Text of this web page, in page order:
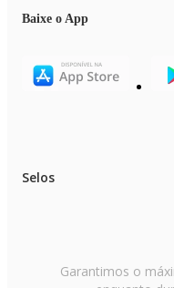
Baixe o App
Selos
Garantimos o